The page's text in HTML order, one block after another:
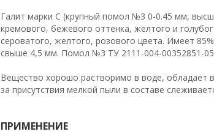
Галит марки С (крупный помол №3 0-0.45 мм,
кремового, бежевого оттенка, желтого и
сероватого, желтого, розового цвета. Имеет
свыше 4,5 мм. Помол №3 ТУ 2111-004-00352851-
Вещество хорошо растворимо в воде, обладает
за присутствия мелкой пыли в составе
ПРИМЕНЕНИЕ